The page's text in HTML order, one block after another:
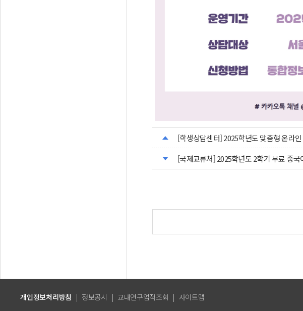
[학생상담센터] 2025학년도 맞춤형 온라
[국제교류처] 2025학년도 2학기 무료 중
개인정보처리방침 | 정보공시 | 교내연구업적조회 | 사이트맵